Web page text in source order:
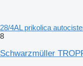
28/4AL prikolica
8
Schwarzmüller